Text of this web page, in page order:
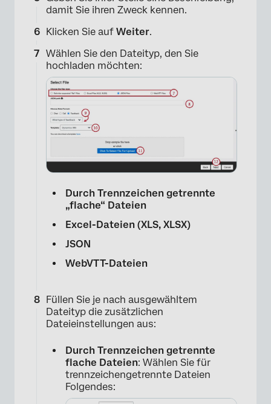
×
damit Sie ihren Zweck kennen.
Klicken Sie auf Weiter.
Wählen Sie den Dateityp, den Sie
hochladen möchten:
Durch Trennzeichen getrennte
„flache“ Dateien
Excel-Dateien (XLS, XLSX)
JSON
WebVTT-Dateien
Füllen Sie je nach ausgewähltem
Dateityp die zusätzlichen
Dateieinstellungen aus:
Durch Trennzeichen getrennte
flache Dateien: Wählen Sie für
trennzeichengetrennte Dateien
Folgendes: